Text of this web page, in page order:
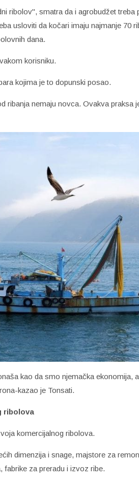
ribolov", smatra da i agrobudžet treba
usloviti da kočari imaju najmanje 70
dana.
korisniku.
kojima je to dopunski posao.
ribanja nemaju novca. Ovakva praksa
kao da smo njemačka ekonomija,
kazao je Tonsati.
ribolova
komercijalnog ribolova.
dimenzija i snage, majstore za
za preradu i izvoz ribe.